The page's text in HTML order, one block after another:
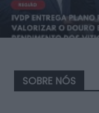
SOBRE NÓS